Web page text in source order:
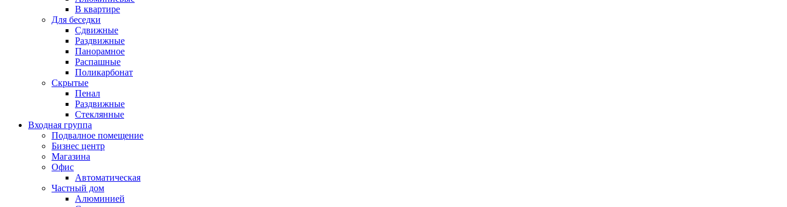
В квартире
Для беседки
Сдвижные
Раздвижные
Панорамное
Распашные
Поликарбонат
Скрытые
Пенал
Раздвижные
Стеклянные
Входная группа
Подвалное помещение
Бизнес центр
Магазина
Офис
Автоматическая
Частный дом
Алюминией